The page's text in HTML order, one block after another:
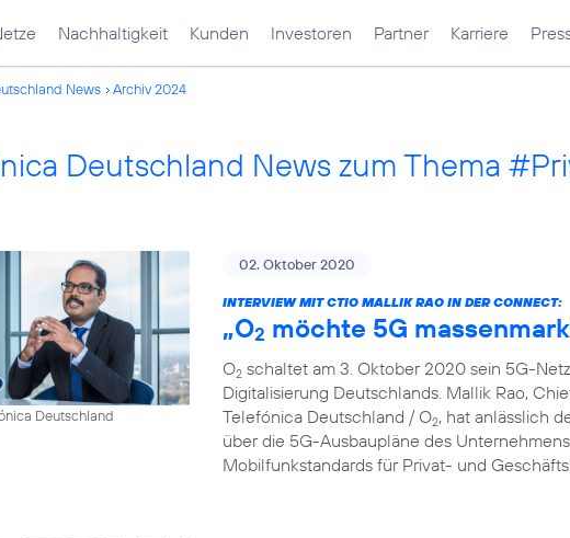
Nachhaltigkeit Kunden Investoren Partner Karriere
News Archiv 2024
Deutschland News zum Thema
Deutschland
02. Oktober 2020
INTERVIEW MIT CTIO MALLIK RAO IN DER CONNECT:
„O2 möchte 5G
O2 schaltet am 3. Oktober 2020 sein 5G-
Digitalisierung Deutschlands. Mallik Rao,
Telefónica Deutschland / O2, hat anlässlich
über die 5G-Ausbaupläne des
Mobilfunkstandards für Privat- und